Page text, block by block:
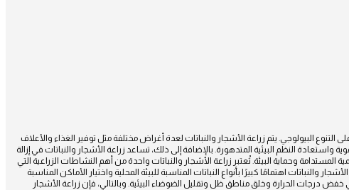
التنوع البيولوجي. يتم زراعة الأشجار والنباتات لعدة أغراض مختلفة مثل توفير الغذاء والأعلاف
النظم البيئية المتدهورة. بالإضافة إلى ذلك، تساعد زراعة الأشجار والنباتات في إزالة
المستدامة وحماية البيئة. تُعتبر زراعة الأشجار والنباتات واحدة من أهم النشاطات الزراعية التي
والنباتات اهتمامًا كبيرًا بأنواع النباتات المناسبة للبيئة المحلية واختيار الأماكن المناسبة
خفض درجات الحرارة وخلق مناطق ظل وتقليل الضوضاء البيئية. وبالتالي، فإن زراعة الأشجار